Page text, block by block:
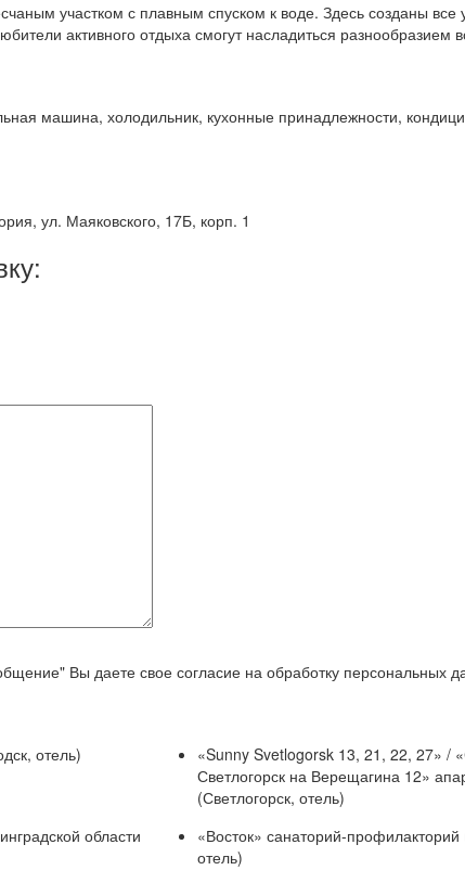
участком с плавным спуском к воде. Здесь созданы
активного отдыха смогут насладиться разнообразием
машина, холодильник, кухонные принадлежности,
ул. Маяковского, 17Б, корп. 1
Вы даете свое согласие на обработку персональных
отель)
«Sunny Svetlogorsk 13, 21, 22, 27» /
Светлогорск на Верещагина 12»
(Светлогорск, отель)
области
«Восток» санаторий-профилакторий
отель)